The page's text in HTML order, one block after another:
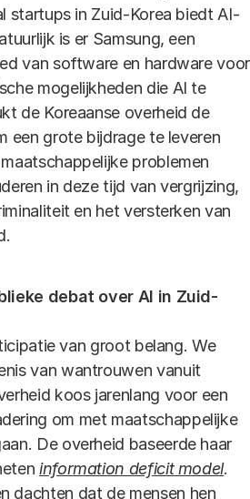
startups in Zuid-Korea biedt AI-
is er Samsung, een
van software en hardware voor
mogelijkheden die AI te
de Koreaanse overheid de
een grote bijdrage te leveren
problemen
in deze tijd van vergrijzing,
en het versterken van
debat over AI in Zuid-
van groot belang. We
van wantrouwen vanuit
koos jarenlang voor een
om met maatschappelijke
De overheid baseerde haar
information deficit model.
dachten dat de mensen hen